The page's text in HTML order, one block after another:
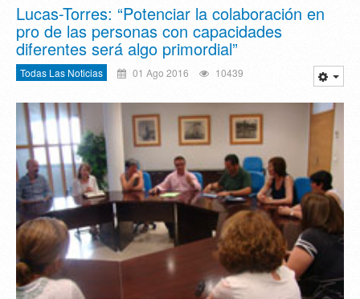
Lucas-Torres: “Potenciar la colaboración en
pro de las personas con capacidades
diferentes será algo primordial”
Todas Las Noticias 01 Ago 2016 10439